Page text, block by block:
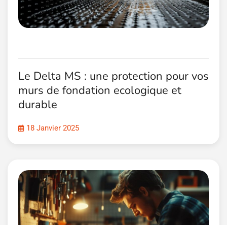
Le Delta MS : une protection pour vos
murs de fondation ecologique et
durable
18 Janvier 2025